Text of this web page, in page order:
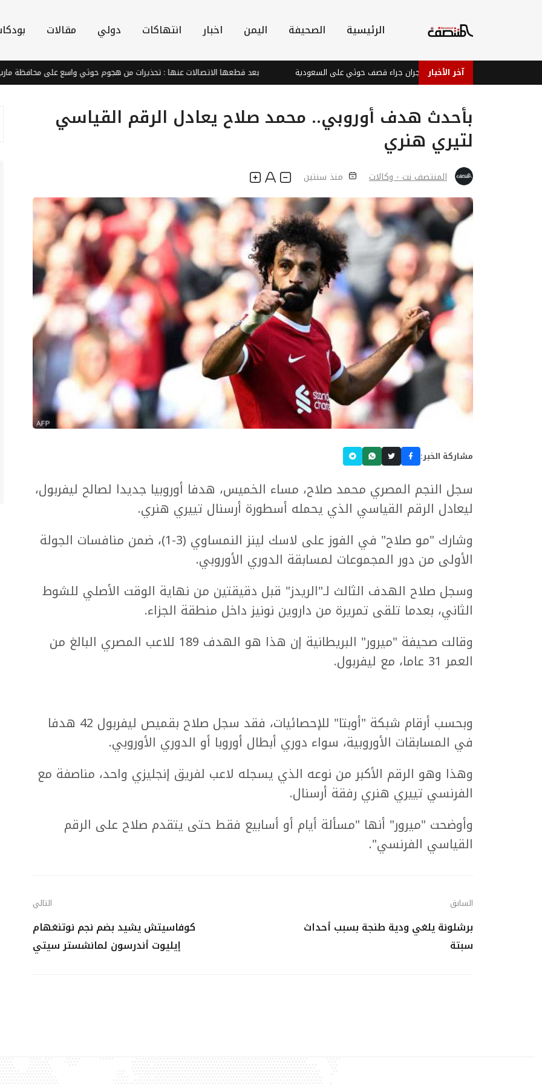
الرئيسية الصحيفة اليمن اخبار انتهاكات دولي مقالات
آخر الأخبار
إصابات في نجران جراء قصف حوثي على السعودية بعد قطعها الاتصالات عنها : تحذيرات من هجوم حوثي واسع على محافظة مارب
بأحدث هدف أوروبي.. محمد صلاح يعادل الرقم القياسي
لتيري هنري
المنتصف نت - وكالات منذ سنتين
مشاركة الخبر:
سجل النجم المصري محمد صلاح، مساء الخميس، هدفا أوروبيا جديدا لصالح ليفربول،
ليعادل الرقم القياسي الذي يحمله أسطورة أرسنال تييري هنري.
وشارك "مو صلاح" في الفوز على لاسك لينز النمساوي (3-1)، ضمن منافسات الجولة
الأولى من دور المجموعات لمسابقة الدوري الأوروبي.
وسجل صلاح الهدف الثالث لـ"الريدز" قبل دقيقتين من نهاية الوقت الأصلي للشوط
الثاني، بعدما تلقى تمريرة من داروين نونيز داخل منطقة الجزاء.
وقالت صحيفة "ميرور" البريطانية إن هذا هو الهدف 189 للاعب المصري البالغ من
العمر 31 عاما، مع ليفربول.
وبحسب أرقام شبكة "أوبتا" للإحصائيات، فقد سجل صلاح بقميص ليفربول 42 هدفا
في المسابقات الأوروبية، سواء دوري أبطال أوروبا أو الدوري الأوروبي.
وهذا وهو الرقم الأكبر من نوعه الذي يسجله لاعب لفريق إنجليزي واحد، مناصفة مع
الفرنسي تييري هنري رفقة أرسنال.
وأوضحت "ميرور" أنها "مسألة أيام أو أسابيع فقط حتى يتقدم صلاح على الرقم
القياسي الفرنسي".
السابق
برشلونة يلغي ودية طنجة بسبب أحداث
سبتة
التالي
كوفاسيتش يشيد بضم نجم نوتنغهام
إيليوت أندرسون لمانشستر سيتي